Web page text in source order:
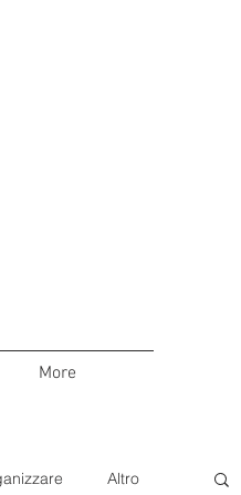
More
Altro